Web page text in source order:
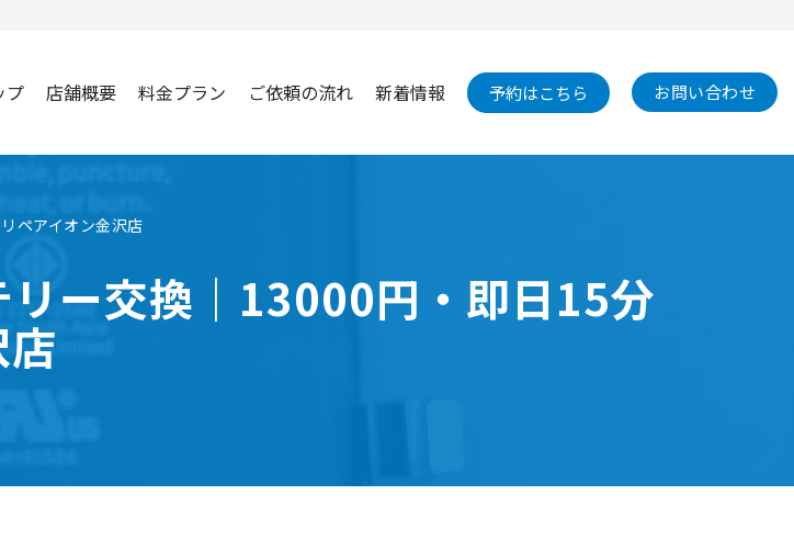
プ 店舗概要 料金プラン ご依頼の流れ 新着情報 予約はこちら お問い合わせ
ペアイオン金沢店
ー交換｜13000円・即日15分